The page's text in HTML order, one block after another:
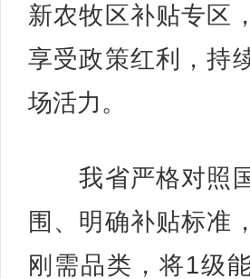
新农牧区补贴专区
享受政策红利，持
场活力。
我省严格对照国
围、明确补贴标准
刚需品类，将1级